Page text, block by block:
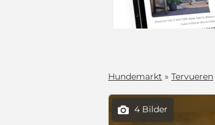
Hundemarkt » Tervueren
 4 Bilder